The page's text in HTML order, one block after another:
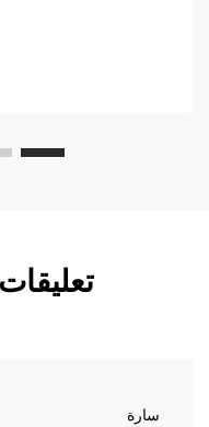
سارة